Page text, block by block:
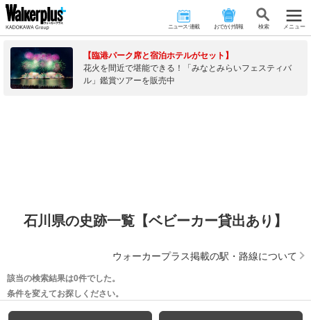
ニュース･連載 おでかけ情報 検 索 メニュー
【臨港パーク席と宿泊ホテルがセット】
花火を間近で堪能できる！「みなとみらいフェスティバ
ル」鑑賞ツアーを販売中
石川県の史跡一覧【ベビーカー貸出あり】
ウォーカープラス掲載の駅・路線について
該当の検索結果は0件でした。
条件を変えてお探しください。